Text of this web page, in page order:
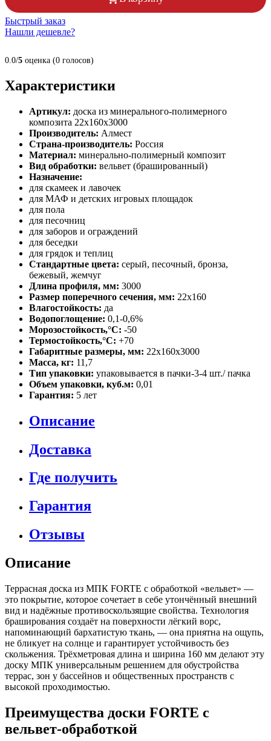
Быстрый заказ
Нашли дешевле?
0.0/5 оценка (0 голосов)
Характеристики
Артикул: доска из минерального-полимерного
композита 22х160х3000
Производитель: Алмест
Страна-производитель: Россия
Материал: минерально-полимерный композит
Вид обработки: вельвет (брашированный)
Назначение:
для скамеек и лавочек
для МАФ и детских игровых площадок
для пола
для песочниц
для заборов и ограждений
для беседки
для грядок и теплиц
Стандартные цвета: серый, песочный, бронза,
бежевый, жемчуг
Длина профиля, мм: 3000
Размер поперечного сечения, мм: 22х160
Влагостойкость: да
Водопоглощение: 0,1-0,6%
Морозостойкость,°C: -50
Термостойкость,°C: +70
Габаритные размеры, мм: 22х160х3000
Масса, кг: 11,7
Тип упаковки: упаковывается в пачки-3-4 шт./ пачка
Объем упаковки, куб.м: 0,01
Гарантия: 5 лет
Описание
Доставка
Где получить
Гарантия
Отзывы
Описание
Террасная доска из МПК FORTE с обработкой «вельвет» —
это покрытие, которое сочетает в себе утончённый внешний
вид и надёжные противоскользящие свойства. Технология
браширования создаёт на поверхности лёгкий ворс,
напоминающий бархатистую ткань, — она приятна на ощупь,
не бликует на солнце и гарантирует устойчивость без
скольжения. Трёхметровая длина и ширина 160 мм делают эту
доску МПК универсальным решением для обустройства
террас, зон у бассейнов и общественных пространств с
высокой проходимостью.
Преимущества доски FORTE с
вельвет-обработкой